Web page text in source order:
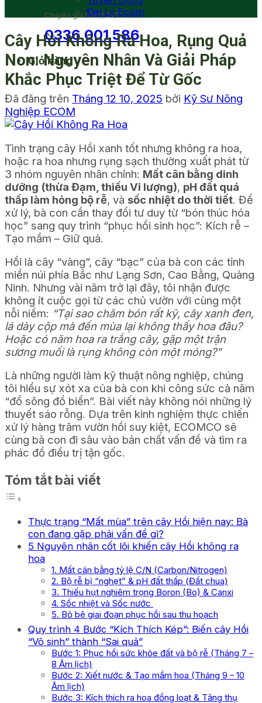
Chuyên gia hỗ trợ 24/7
0336 001 586
Giỏ hàng
Đại Lý Ecom
Cây Hồi Không Ra Hoa, Rụng Quả
Non: Nguyên Nhân Và Giải Pháp
Khắc Phục Triệt Để Từ Gốc
Đã đăng trên Tháng 12 10, 2025 bởi Kỹ Sư Nông
Nghiệp ECOM
Tình trạng cây Hồi xanh tốt nhưng không ra hoa,
hoặc ra hoa nhưng rụng sạch thường xuất phát từ
3 nhóm nguyên nhân chính: Mất cân bằng dinh
dưỡng (thừa Đạm, thiếu Vi lượng), pH đất quá
thấp làm hỏng bộ rễ, và sốc nhiệt do thời tiết. Để
xử lý, bà con cần thay đổi tư duy từ “bón thúc hóa
học” sang quy trình “phục hồi sinh học”: Kích rễ –
Tạo mầm – Giữ quả.
Hồi là cây “vàng”, cây “bạc” của bà con các tỉnh
miền núi phía Bắc như Lạng Sơn, Cao Bằng, Quảng
Ninh. Nhưng vài năm trở lại đây, tôi nhận được
không ít cuộc gọi từ các chủ vườn với cùng một
nỗi niềm: “Tại sao chăm bón rất kỹ, cây xanh đen,
lá dày cộp mà đến mùa lại không thấy hoa đâu?
Hoặc có năm hoa ra trắng cây, gặp một trận
sương muối là rụng không còn một móng?”
Là những người làm kỹ thuật nông nghiệp, chúng
tôi hiểu sự xót xa của bà con khi công sức cả năm
“đổ sông đổ biển”. Bài viết này không nói những lý
thuyết sáo rỗng. Dựa trên kinh nghiệm thực chiến
xử lý hàng trăm vườn hồi suy kiệt, ECOMCO sẽ
cùng bà con đi sâu vào bản chất vấn đề và tìm ra
phác đồ điều trị tận gốc.
Tóm tắt bài viết
Thực trạng “Mất mùa” trên cây Hồi hiện nay: Bà
con đang gặp phải vấn đề gì?
5 Nguyên nhân cốt lõi khiến cây Hồi không ra
hoa
1. Mất cân bằng tỷ lệ C/N (Carbon/Nitrogen)
2. Bộ rễ bị “nghẹt” & pH đất thấp (Đất chua)
3. Thiếu hụt nghiêm trọng Boron (Bo) & Canxi
4. Sốc nhiệt và Sốc nước
5. Bỏ bê giai đoạn phục hồi sau thu hoạch
Quy trình 4 Bước “Kích Thích Kép”: Biến cây Hồi
“Vô sinh” thành “Sai quả”
Bước 1: Phục hồi sức khỏe đất và bộ rễ (Tháng 7 –
8 Âm lịch)
Bước 2: Xiết nước & Tạo mầm hoa (Tháng 9 – 10
Âm lịch)
Bước 3: Kích thích ra hoa đồng loạt & Tăng thụ